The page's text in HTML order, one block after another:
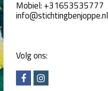
Mobiel: +31653535777
info@stichtingbenjoppe.nl
Volg ons: